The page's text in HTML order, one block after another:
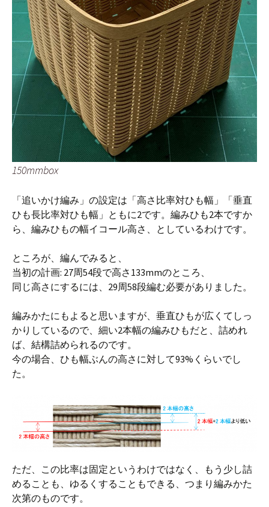
150mmbox
「追いかけ編み」の設定は「高さ比率対ひも幅」「垂直
ひも長比率対ひも幅」ともに2です。編みひも2本ですか
ら、編みひもの幅イコール高さ、としているわけです。
ところが、編んでみると、
当初の計画: 27周54段で高さ133mmのところ、
同じ高さにするには、29周58段編む必要がありました。
編みかたにもよると思いますが、垂直ひもが広くてしっ
かりしているので、細い2本幅の編みひもだと、詰めれ
ば、結構詰められるのです。
今の場合、ひも幅ぶんの高さに対して93%くらいでし
た。
ただ、この比率は固定というわけではなく、もう少し詰
めることも、ゆるくすることもできる、つまり編みかた
次第のものです。